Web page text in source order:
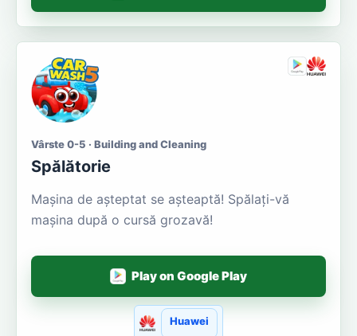
Vârste 0-5 · Building and Cleaning
Spălătorie
Mașina de așteptat se așteaptă! Spălați-vă
mașina după o cursă grozavă!
Play on Google Play
Huawei